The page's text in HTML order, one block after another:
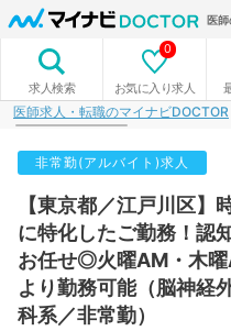
医
求人検索 お気に入り求人
0
医師求人・転職のマイナビDOCTOR
非常勤(アルバイト)求人
【東京都／江戸川区】
に特化したご勤務！認
お任せ◎火曜AM・木曜
より勤務可能（脳神経
科系／非常勤）